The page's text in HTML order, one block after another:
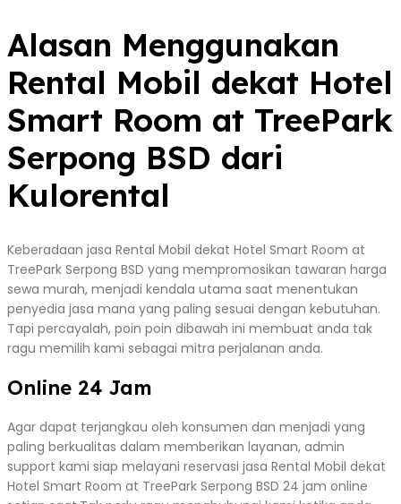
Alasan Menggunakan
Rental Mobil dekat Hotel
Smart Room at TreePark
Serpong BSD dari
Kulorental
Keberadaan jasa Rental Mobil dekat Hotel Smart Room at
TreePark Serpong BSD yang mempromosikan tawaran harga
sewa murah, menjadi kendala utama saat menentukan
penyedia jasa mana yang paling sesuai dengan kebutuhan.
Tapi percayalah, poin poin dibawah ini membuat anda tak
ragu memilih kami sebagai mitra perjalanan anda.
Online 24 Jam
Agar dapat terjangkau oleh konsumen dan menjadi yang
paling berkualitas dalam memberikan layanan, admin
support kami siap melayani reservasi jasa Rental Mobil dekat
Hotel Smart Room at TreePark Serpong BSD 24 jam online